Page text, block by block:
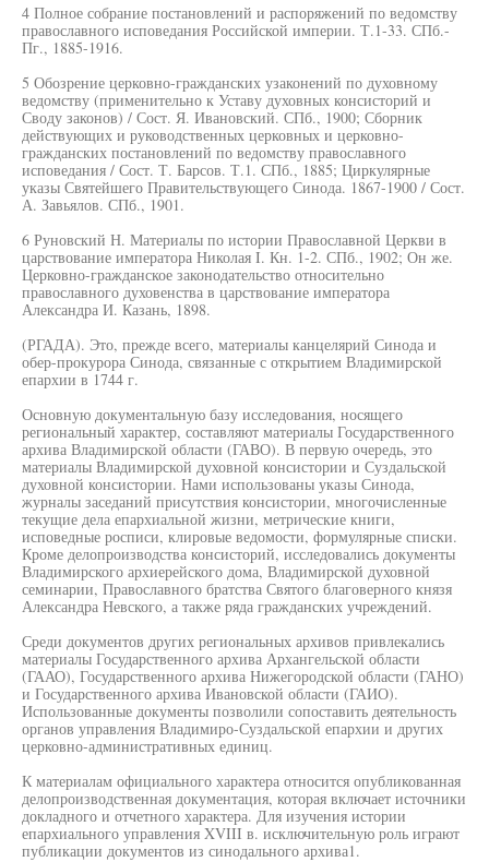
4 Полное собрание постановлений и распоряжений по ведомству
православного исповедания Российской империи. Т.1-33. СПб.-
Пг., 1885-1916.
5 Обозрение церковно-гражданских узаконений по духовному
ведомству (применительно к Уставу духовных консисторий и
Своду законов) / Сост. Я. Ивановский. СПб., 1900; Сборник
действующих и руководственных церковных и церковно-
гражданских постановлений по ведомству православного
исповедания / Сост. Т. Барсов. Т.1. СПб., 1885; Циркулярные
указы Святейшего Правительствующего Синода. 1867-1900 / Сост.
А. Завьялов. СПб., 1901.
6 Руновский Н. Материалы по истории Православной Церкви в
царствование императора Николая I. Кн. 1-2. СПб., 1902; Он же.
Церковно-гражданское законодательство относительно
православного духовенства в царствование императора
Александра И. Казань, 1898.
(РГАДА). Это, прежде всего, материалы канцелярий Синода и
обер-прокурора Синода, связанные с открытием Владимирской
епархии в 1744 г.
Основную документальную базу исследования, носящего
региональный характер, составляют материалы Государственного
архива Владимирской области (ГАВО). В первую очередь, это
материалы Владимирской духовной консистории и Суздальской
духовной консистории. Нами использованы указы Синода,
журналы заседаний присутствия консистории, многочисленные
текущие дела епархиальной жизни, метрические книги,
исповедные росписи, клировые ведомости, формулярные списки.
Кроме делопроизводства консисторий, исследовались документы
Владимирского архиерейского дома, Владимирской духовной
семинарии, Православного братства Святого благоверного князя
Александра Невского, а также ряда гражданских учреждений.
Среди документов других региональных архивов привлекались
материалы Государственного архива Архангельской области
(ГААО), Государственного архива Нижегородской области (ГАНО)
и Государственного архива Ивановской области (ГАИО).
Использованные документы позволили сопоставить деятельность
органов управления Владимиро-Суздальской епархии и других
церковно-административных единиц.
К материалам официального характера относится опубликованная
делопроизводственная документация, которая включает источники
докладного и отчетного характера. Для изучения истории
епархиального управления XVIII в. исключительную роль играют
публикации документов из синодального архива1.